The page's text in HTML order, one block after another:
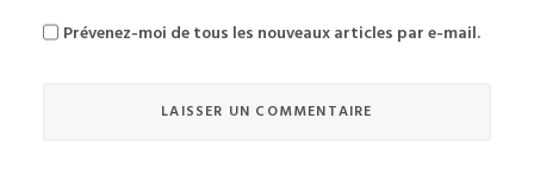
Prévenez-moi de tous les nouveaux articles par e-mail.